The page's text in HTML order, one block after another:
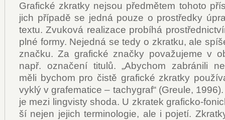
Gra­fic­ké zkrat­ky nejsou před­mě­tem to­ho­to
jich pří­pa­dě se jed­ná pou­ze o pro­střed­ky
tex­tu. Zvu­ko­vá re­a­li­za­ce pro­bí­há
pl­né for­my. Ne­jed­ná se te­dy o zkrat­ku, ale
znač­ku. Za gra­fic­ké znač­ky po­va­žu­je­me v
např. ozna­če­ní ti­tu­lů. „Abychom za­brá­ni­li
mě­li bychom pro čis­tě gra­fic­ké zkrat­ky
vyk­lý v gra­fe­ma­ti­ce – ta­chy­graf“ (Gre­u­le,
je me­zi lin­gvis­ty sho­da. U zkra­tek gra­fic­ko-
ší nejen je­jich ter­mi­no­lo­gie, ale i po­je­tí.